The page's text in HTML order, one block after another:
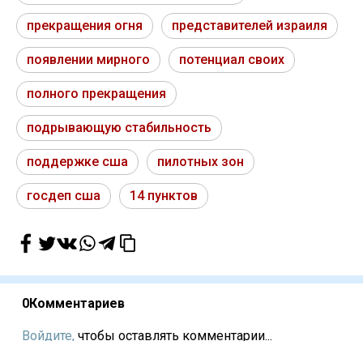
прекращения огня представителей израиля
появлении мирного потенциал своих
полного прекращения
подрывающую стабильность
поддержке сша пилотных зон
госдеп сша 14 пунктов
0Комментариев
Войдите, чтобы оставлять комментарии...